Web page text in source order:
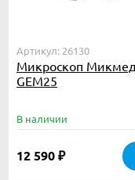
Артикул: 26130
Микроскоп Микмед
GEM25
В наличии
12 590 ₽